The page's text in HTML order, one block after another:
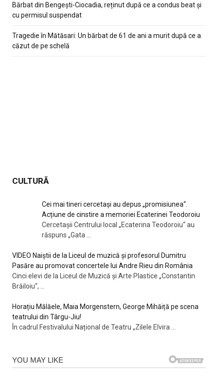
Bărbat din Bengești-Ciocadia, reținut după ce a condus beat și
cu permisul suspendat
Tragedie în Mătăsari: Un bărbat de 61 de ani a murit după ce a
căzut de pe schelă
CULTURĂ
Cei mai tineri cercetași au depus „promisiunea“.
Acțiune de cinstire a memoriei Ecaterinei Teodoroiu
Cercetașii Centrului local „Ecaterina Teodoroiu“ au
răspuns „Gata
VIDEO Naiștii de la Liceul de muzică și profesorul Dumitru
Pasăre au promovat concertele lui Andre Rieu din România
Cinci elevi de la Liceul de Muzică și Arte Plastice „Constantin
Brăiloiu“,
Horațiu Mălăele, Maia Morgenstern, George Mihăiță pe scena
teatrului din Târgu-Jiu!
În cadrul Festivalului Național de Teatru „Zilele Elvira